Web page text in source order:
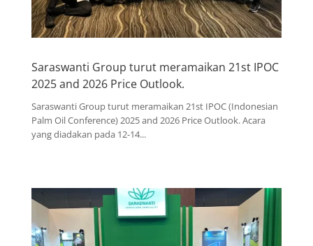
Saraswanti Group turut meramaikan 21st IPOC
2025 and 2026 Price Outlook.
Saraswanti Group turut meramaikan 21st IPOC (Indonesian
Palm Oil Conference) 2025 and 2026 Price Outlook. Acara
yang diadakan pada 12-14...